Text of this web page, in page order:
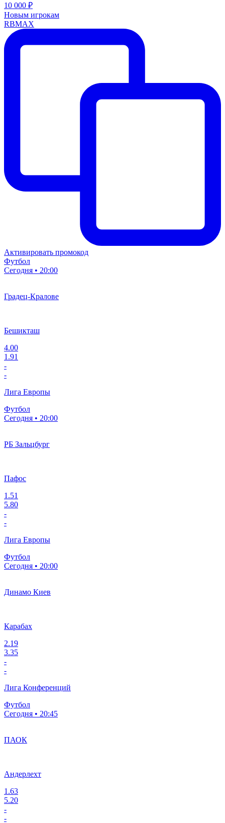
10 000 ₽
Новым игрокам
RBMAX
Активировать промокод
Футбол
Сегодня • 20:00
Градец-Кралове
Бешикташ
4.00
1.91
-
-
Лига Европы
Футбол
Сегодня • 20:00
РБ Зальцбург
Пафос
1.51
5.80
-
-
Лига Европы
Футбол
Сегодня • 20:00
Динамо Киев
Карабах
2.19
3.35
-
-
Лига Конференций
Футбол
Сегодня • 20:45
ПАОК
Андерлехт
1.63
5.20
-
-